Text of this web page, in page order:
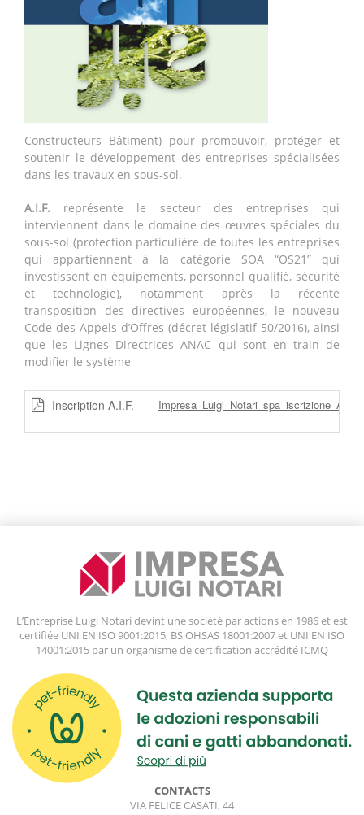
Constructeurs Bâtiment) pour promouvoir, protéger et
soutenir le développement des entreprises spécialisées
dans les travaux en sous-sol.
A.I.F. représente le secteur des entreprises qui
interviennent dans le domaine des œuvres spéciales du
sous-sol (protection particulière de toutes les entreprises
qui appartiennent à la catégorie SOA “OS21” qui
investissent en équipements, personnel qualifié, sécurité
et technologie), notamment après la récente
transposition des directives européennes, le nouveau
Code des Appels d’Offres (décret législatif 50/2016), ainsi
que les Lignes Directrices ANAC qui sont en train de
modifier le système
Inscription A.I.F.
L’Entreprise Luigi Notari devint une société par actions en 1986 et est
certifiée UNI EN ISO 9001:2015, BS OHSAS 18001:2007 et UNI EN ISO
14001:2015 par un organisme de certification accrédité ICMQ
CONTACTS
VIA FELICE CASATI, 44